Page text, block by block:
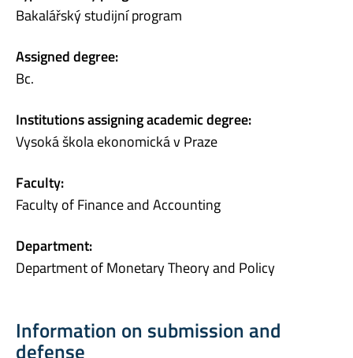
Bakalářský studijní program
Assigned degree:
Bc.
Institutions assigning academic degree:
Vysoká škola ekonomická v Praze
Faculty:
Faculty of Finance and Accounting
Department:
Department of Monetary Theory and Policy
Information on submission and
defense